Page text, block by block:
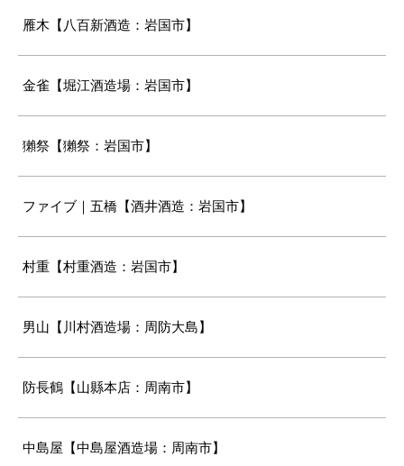
雁木【八百新酒造：岩国市】
金雀【堀江酒造場：岩国市】
獺祭【獺祭：岩国市】
ファイブ｜五橋【酒井酒造：岩国市】
村重【村重酒造：岩国市】
男山【川村酒造場：周防大島】
防長鶴【山縣本店：周南市】
中島屋【中島屋酒造場：周南市】